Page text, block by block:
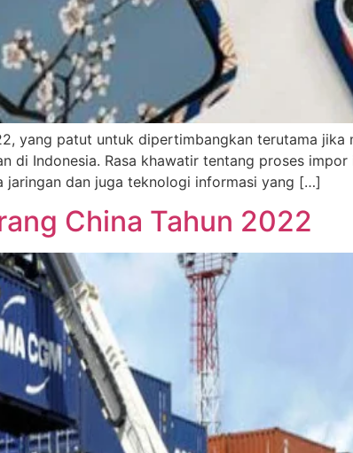
yang patut untuk dipertimbangkan terutama jika
di Indonesia. Rasa khawatir tentang proses impor
jaringan dan juga teknologi informasi yang […]
China Tahun 2022